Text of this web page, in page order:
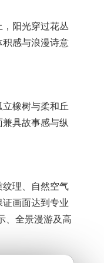
阳光穿过花丛
感与浪漫诗意
橡树与柔和丘
具故事感与纵
理、自然空气
画面达到专业
、全景漫游及高